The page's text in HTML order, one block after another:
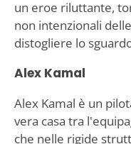
un eroe riluttante,
non intenzionali
distogliere lo
Alex Kamal
Alex Kamal è un
vera casa tra
che nelle rigide